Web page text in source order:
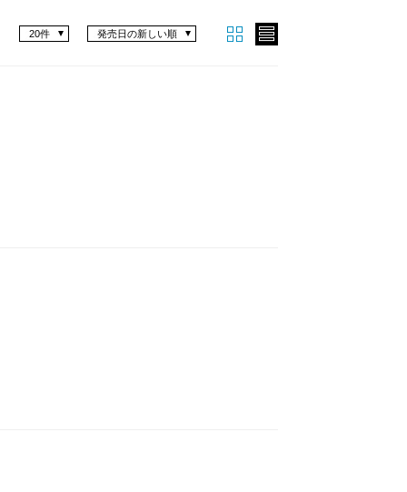
発売日の新しい順
20件